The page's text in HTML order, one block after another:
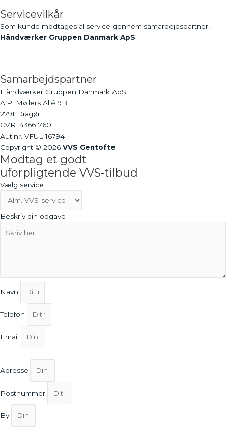
Servicevilkår
Som kunde modtages al service gennem samarbejdspartner,
Håndværker Gruppen Danmark ApS
Samarbejdspartner
Håndværker Gruppen Danmark ApS
A.P. Møllers Allé 9B
2791 Dragør
CVR. 43661760
Aut.nr. VFUL-16794
Copyright © 2026 VVS Gentofte
Modtag et godt
uforpligtende VVS-tilbud
Vælg service
Beskriv din opgave
Navn
Telefon
Email
Adresse
Postnummer
By